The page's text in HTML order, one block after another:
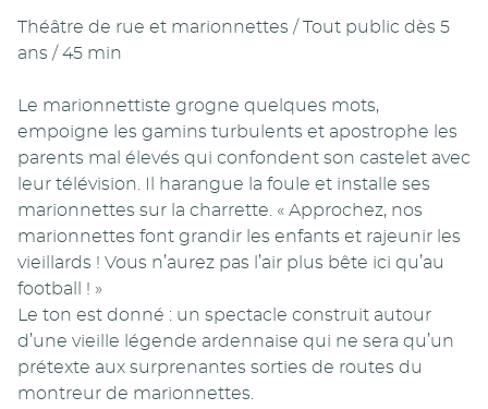
Théâtre de rue et marionnettes / Tout public dès 5
ans / 45 min
Le marionnettiste grogne quelques mots,
empoigne les gamins turbulents et apostrophe les
parents mal élevés qui confondent son castelet avec
leur télévision. Il harangue la foule et installe ses
marionnettes sur la charrette. « Approchez, nos
marionnettes font grandir les enfants et rajeunir les
vieillards ! Vous n’aurez pas l’air plus bête ici qu’au
football ! »
Le ton est donné : un spectacle construit autour
d’une vieille légende ardennaise qui ne sera qu’un
prétexte aux surprenantes sorties de routes du
montreur de marionnettes.